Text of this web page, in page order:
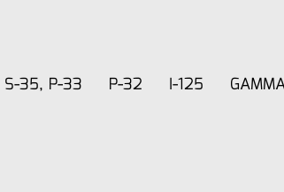
S-35, P-33 P-32 I-125